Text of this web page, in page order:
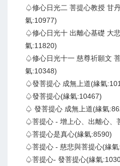
♤修心日光二 菩提心教授 甘
氣:10977)
♤修心日光十 出離心基礎 大
氣:11820)
♤修心日光十一 慈尊祈願文
氣:10348)
♤發菩提心 成無上道(緣氣
♤發菩提心(緣氣:10467)
♤ 發菩提心 成無上道(緣氣
♤菩提心 - 增上心、出離心、
♤菩提心是真心(緣氣:8590)
♤菩提心 - 慈悲與菩提心(緣
♤菩提心- 發菩提心(緣氣